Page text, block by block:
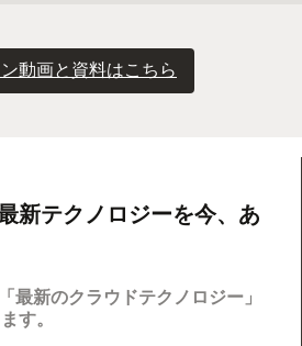
動画と資料はこちら
新テクノロジーを今、あ
最新のクラウドテクノロジー」
す。